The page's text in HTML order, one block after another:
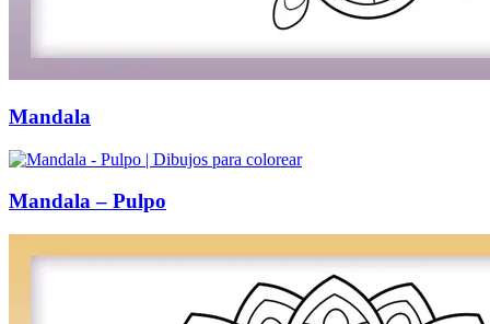
Mandala
Mandala – Pulpo